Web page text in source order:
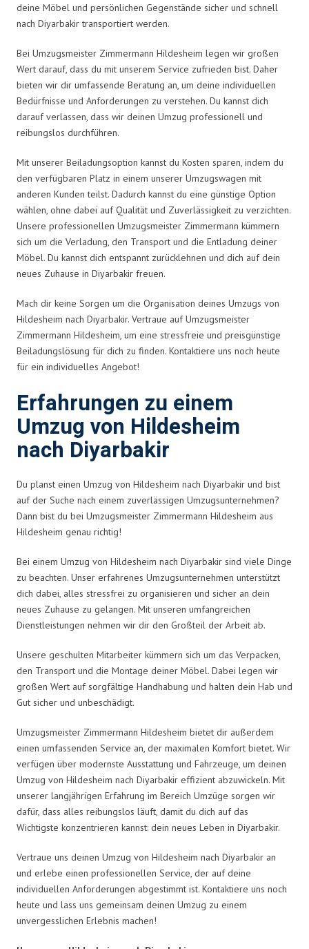
deine Möbel und persönlichen Gegenstände sicher und schnell
nach Diyarbakir transportiert werden.
Bei Umzugsmeister Zimmermann Hildesheim legen wir großen
Wert darauf, dass du mit unserem Service zufrieden bist. Daher
bieten wir dir umfassende Beratung an, um deine individuellen
Bedürfnisse und Anforderungen zu verstehen. Du kannst dich
darauf verlassen, dass wir deinen Umzug professionell und
reibungslos durchführen.
Mit unserer Beiladungsoption kannst du Kosten sparen, indem du
den verfügbaren Platz in einem unserer Umzugswagen mit
anderen Kunden teilst. Dadurch kannst du eine günstige Option
wählen, ohne dabei auf Qualität und Zuverlässigkeit zu verzichten.
Unsere professionellen Umzugsmeister Zimmermann kümmern
sich um die Verladung, den Transport und die Entladung deiner
Möbel. Du kannst dich entspannt zurücklehnen und dich auf dein
neues Zuhause in Diyarbakir freuen.
Mach dir keine Sorgen um die Organisation deines Umzugs von
Hildesheim nach Diyarbakir. Vertraue auf Umzugsmeister
Zimmermann Hildesheim, um eine stressfreie und preisgünstige
Beiladungslösung für dich zu finden. Kontaktiere uns noch heute
für ein individuelles Angebot!
Erfahrungen zu einem
Umzug von Hildesheim
nach Diyarbakir
Du planst einen Umzug von Hildesheim nach Diyarbakir und bist
auf der Suche nach einem zuverlässigen Umzugsunternehmen?
Dann bist du bei Umzugsmeister Zimmermann Hildesheim aus
Hildesheim genau richtig!
Bei einem Umzug von Hildesheim nach Diyarbakir sind viele Dinge
zu beachten. Unser erfahrenes Umzugsunternehmen unterstützt
dich dabei, alles stressfrei zu organisieren und sicher an dein
neues Zuhause zu gelangen. Mit unseren umfangreichen
Dienstleistungen nehmen wir dir den Großteil der Arbeit ab.
Unsere geschulten Mitarbeiter kümmern sich um das Verpacken,
den Transport und die Montage deiner Möbel. Dabei legen wir
großen Wert auf sorgfältige Handhabung und halten dein Hab und
Gut sicher und unbeschädigt.
Umzugsmeister Zimmermann Hildesheim bietet dir außerdem
einen umfassenden Service an, der maximalen Komfort bietet. Wir
verfügen über modernste Ausstattung und Fahrzeuge, um deinen
Umzug von Hildesheim nach Diyarbakir effizient abzuwickeln. Mit
unserer langjährigen Erfahrung im Bereich Umzüge sorgen wir
dafür, dass alles reibungslos läuft, damit du dich auf das
Wichtigste konzentrieren kannst: dein neues Leben in Diyarbakir.
Vertraue uns deinen Umzug von Hildesheim nach Diyarbakir an
und erlebe einen professionellen Service, der auf deine
individuellen Anforderungen abgestimmt ist. Kontaktiere uns noch
heute und lass uns gemeinsam deinen Umzug zu einem
unvergesslichen Erlebnis machen!